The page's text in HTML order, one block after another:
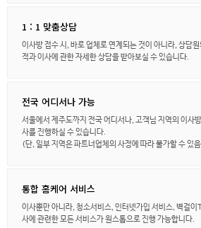
1 : 1 맞춤상담
이사방 접수 시, 바로 업체로 연계되는 것이 아니라, 상담
적과 이사에 관한 자세한 상담을 받아보실 수 있습니다.
전국 어디서나 가능
서울에서 제주도까지 전국 어디서나, 고객님 지역의 이사
사를 진행하실 수 있습니다.
(단, 일부 지역은 파트너업체의 사정에 따라 불가할 수 있
통합 홈케어 서비스
이사뿐만 아니라, 청소서비스, 인터넷가입 서비스, 벽걸이
사에 관련한 모든 서비스가 원스톱으로 진행 가능합니다.